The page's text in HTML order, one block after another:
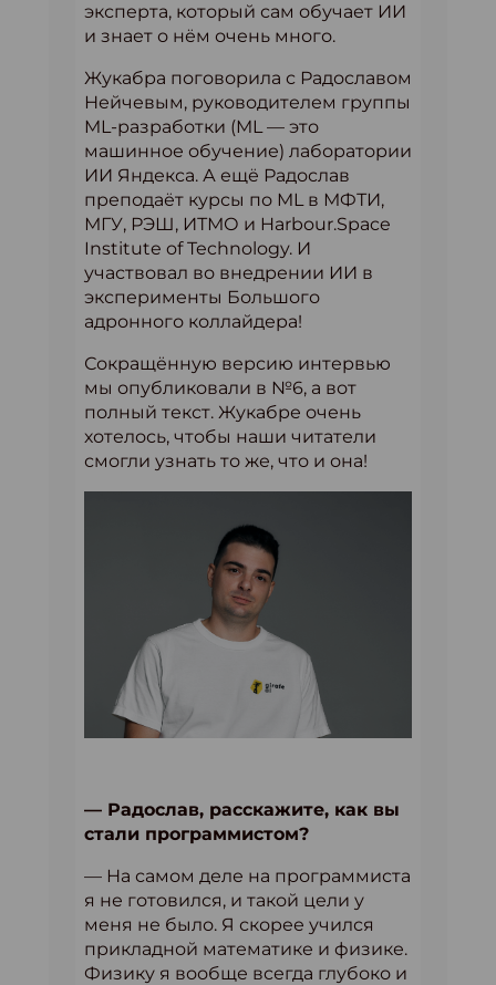
эксперта, который сам обучает ИИ
и знает о нём очень много.
Жукабра поговорила с Радославом
Нейчевым, руководителем группы
ML-разработки (ML — это
машинное обучение) лаборатории
ИИ Яндекса. А ещё Радослав
преподаёт курсы по ML в МФТИ,
МГУ, РЭШ, ИТМО и Harbour.Space
Institute of Technology. И
участвовал во внедрении ИИ в
эксперименты Большого
адронного коллайдера!
Сокращённую версию интервью
мы опубликовали в №6, а вот
полный текст. Жукабре очень
хотелось, чтобы наши читатели
смогли узнать то же, что и она!
— Радослав, расскажите, как вы
стали программистом?
— На самом деле на программиста
я не готовился, и такой цели у
меня не было. Я скорее учился
прикладной математике и физике.
Физику я вообще всегда глубоко и